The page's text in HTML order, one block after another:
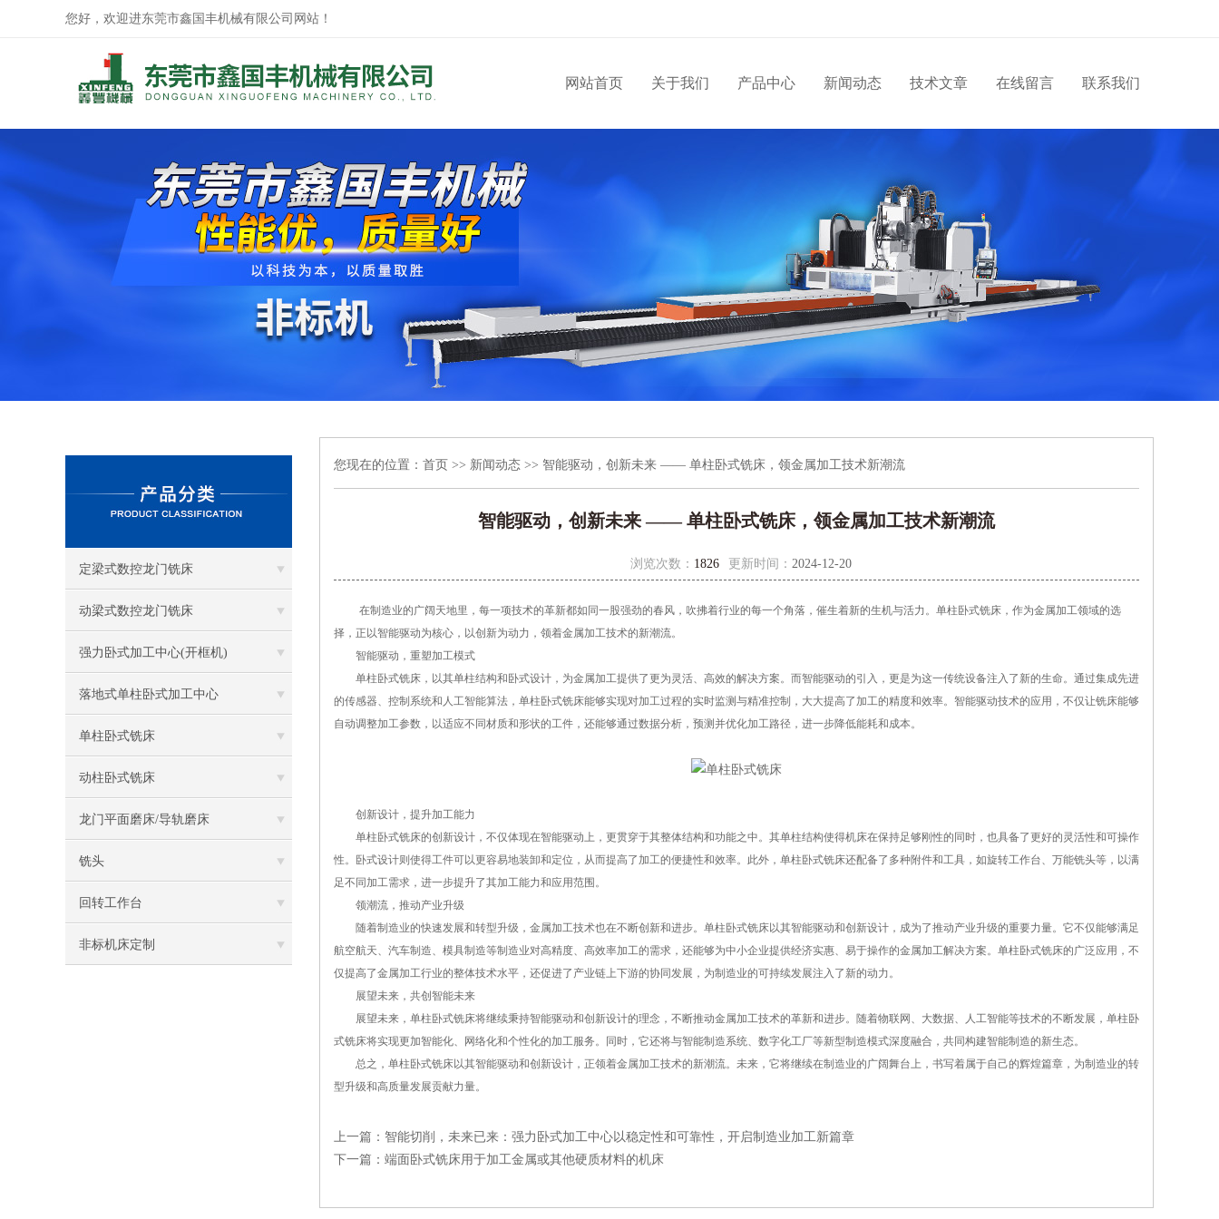
您好，欢迎进东莞市鑫国丰机械有限公司网站！
网站首页 关于我们 产品中心 新闻动态 技术文章 在线留言 联系我们
定梁式数控龙门铣床
动梁式数控龙门铣床
强力卧式加工中心(开框机)
落地式单柱卧式加工中心
单柱卧式铣床
动柱卧式铣床
龙门平面磨床/导轨磨床
铣头
回转工作台
非标机床定制
您现在的位置： 首页 >> 新闻动态 >> 智能驱动，创新未来 —— 单柱卧式铣床，领金属加工技术新潮流
智能驱动，创新未来 —— 单柱卧式铣床，领金属加工技术新潮流
浏览次数： 1826 更新时间： 2024-12-20
在制造业的广阔天地里，每一项技术的革新都如同一股强劲的春风，吹拂着行业的每一个角落，催生着新的生机与活力。单柱卧式铣床，作为金属加工领域的选
择，正以智能驱动为核心，以创新为动力，领着金属加工技术的新潮流。
智能驱动，重塑加工模式
单柱卧式铣床，以其单柱结构和卧式设计，为金属加工提供了更为灵活、高效的解决方案。而智能驱动的引入，更是为这一传统设备注入了新的生命。通过集成先进
的传感器、控制系统和人工智能算法，单柱卧式铣床能够实现对加工过程的实时监测与精准控制，大大提高了加工的精度和效率。智能驱动技术的应用，不仅让铣床能够
自动调整加工参数，以适应不同材质和形状的工件，还能够通过数据分析，预测并优化加工路径，进一步降低能耗和成本。
创新设计，提升加工能力
单柱卧式铣床的创新设计，不仅体现在智能驱动上，更贯穿于其整体结构和功能之中。其单柱结构使得机床在保持足够刚性的同时，也具备了更好的灵活性和可操作
性。卧式设计则使得工件可以更容易地装卸和定位，从而提高了加工的便捷性和效率。此外，单柱卧式铣床还配备了多种附件和工具，如旋转工作台、万能铣头等，以满
足不同加工需求，进一步提升了其加工能力和应用范围。
领潮流，推动产业升级
随着制造业的快速发展和转型升级，金属加工技术也在不断创新和进步。单柱卧式铣床以其智能驱动和创新设计，成为了推动产业升级的重要力量。它不仅能够满足
航空航天、汽车制造、模具制造等制造业对高精度、高效率加工的需求，还能够为中小企业提供经济实惠、易于操作的金属加工解决方案。单柱卧式铣床的广泛应用，不
仅提高了金属加工行业的整体技术水平，还促进了产业链上下游的协同发展，为制造业的可持续发展注入了新的动力。
展望未来，共创智能未来
展望未来，单柱卧式铣床将继续秉持智能驱动和创新设计的理念，不断推动金属加工技术的革新和进步。随着物联网、大数据、人工智能等技术的不断发展，单柱卧
式铣床将实现更加智能化、网络化和个性化的加工服务。同时，它还将与智能制造系统、数字化工厂等新型制造模式深度融合，共同构建智能制造的新生态。
总之，单柱卧式铣床以其智能驱动和创新设计，正领着金属加工技术的新潮流。未来，它将继续在制造业的广阔舞台上，书写着属于自己的辉煌篇章，为制造业的转
型升级和高质量发展贡献力量。
上一篇： 智能切削，未来已来：强力卧式加工中心以稳定性和可靠性，开启制造业加工新篇章
下一篇： 端面卧式铣床用于加工金属或其他硬质材料的机床